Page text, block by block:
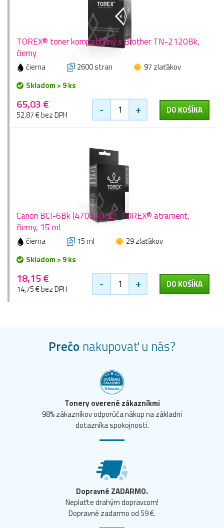
TOREX® toner kompatibilný s Brother TN-2120Bk,
čierny
čierna 2600 stran
97 zlaťákov
Skladom > 9 ks
65,03 €
52,87 € bez DPH - + DO KOŠÍKA
Canon BCI-6Bk (4705A002), TOREX® atrament,
čierny, 15 ml
čierna 15 ml
29 zlaťákov
Skladom > 9 ks
18,15 €
14,75 € bez DPH - + DO KOŠÍKA
Prečo nakupovať u nás?
Tonery overené zákazníkmi
98% zákazníkov odporúča nákup na základni
dotazníka spokojnosti.
Dopravné ZADARMO.
Neplaťte drahým dopravcom!
Dopravné zadarmo od 59 €.